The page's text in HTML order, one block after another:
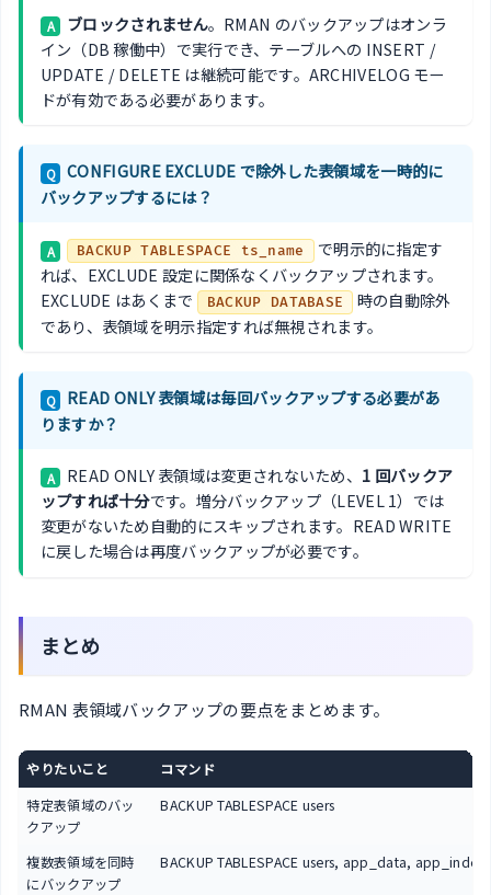
A ブロックされません。RMAN のバックアップはオンラ
イン（DB 稼働中）で実行でき、テーブルへの INSERT /
UPDATE / DELETE は継続可能です。ARCHIVELOG モー
ドが有効である必要があります。
Q
CONFIGURE EXCLUDE で除外した表領域を一時的に
バックアップするには？
A BACKUP TABLESPACE ts_name
で明示的に指定す
れば、EXCLUDE 設定に関係なくバックアップされます。
EXCLUDE はあくまで
BACKUP DATABASE
時の自動除外
であり、表領域を明示指定すれば無視されます。
Q
READ ONLY 表領域は毎回バックアップする必要があ
りますか？
A READ ONLY 表領域は変更されないため、 1 回バックア
ップすれば十分です。増分バックアップ（LEVEL 1）では
変更がないため自動的にスキップされます。READ WRITE
に戻した場合は再度バックアップが必要です。
まとめ
RMAN 表領域バックアップの要点をまとめます。
やりたいこと
コマンド
特定表領域のバッ
クアップ
BACKUP TABLESPACE users
複数表領域を同時
にバックアップ
BACKUP TABLESPACE users, app_data, app_index